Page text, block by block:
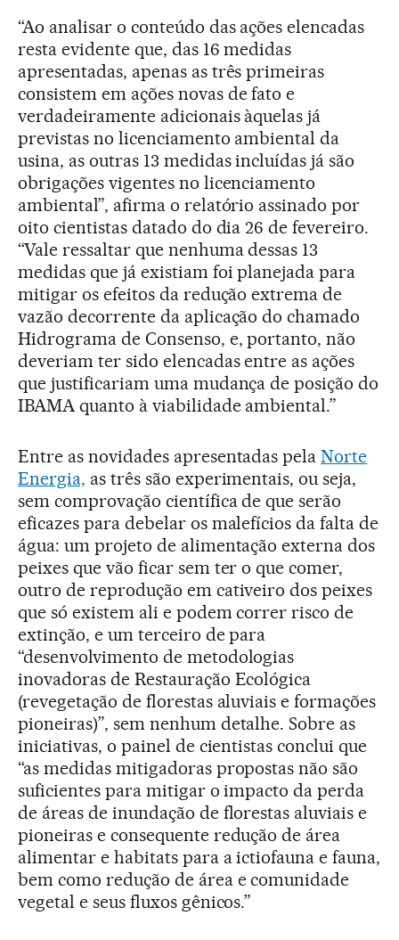
“Ao analisar o conteúdo das ações elencadas
resta evidente que, das 16 medidas
apresentadas, apenas as três primeiras
consistem em ações novas de fato e
verdadeiramente adicionais àquelas já
previstas no licenciamento ambiental da
usina, as outras 13 medidas incluídas já são
obrigações vigentes no licenciamento
ambiental”, afirma o relatório assinado por
oito cientistas datado do dia 26 de fevereiro.
“Vale ressaltar que nenhuma dessas 13
medidas que já existiam foi planejada para
mitigar os efeitos da redução extrema de
vazão decorrente da aplicação do chamado
Hidrograma de Consenso, e, portanto, não
deveriam ter sido elencadas entre as ações
que justificariam uma mudança de posição do
IBAMA quanto à viabilidade ambiental.”
Entre as novidades apresentadas pelaNorte
Energia, as três são experimentais, ou seja,
sem comprovação científica de que serão
eficazes para debelar os malefícios da falta de
água: um projeto de alimentação externa dos
peixes que vão ficar sem ter o que comer,
outro de reprodução em cativeiro dos peixes
que só existem ali e podem correr risco de
extinção, e um terceiro de para
“desenvolvimento de metodologias
inovadoras de Restauração Ecológica
(revegetação de florestas aluviais e formações
pioneiras)”, sem nenhum detalhe. Sobre as
iniciativas, o painel de cientistas conclui que
“as medidas mitigadoras propostas não são
suficientes para mitigar o impacto da perda
de áreas de inundação de florestas aluviais e
pioneiras e consequente redução de área
alimentar e habitats para a ictiofauna e fauna,
bem como redução de área e comunidade
vegetal e seus fluxos gênicos.”